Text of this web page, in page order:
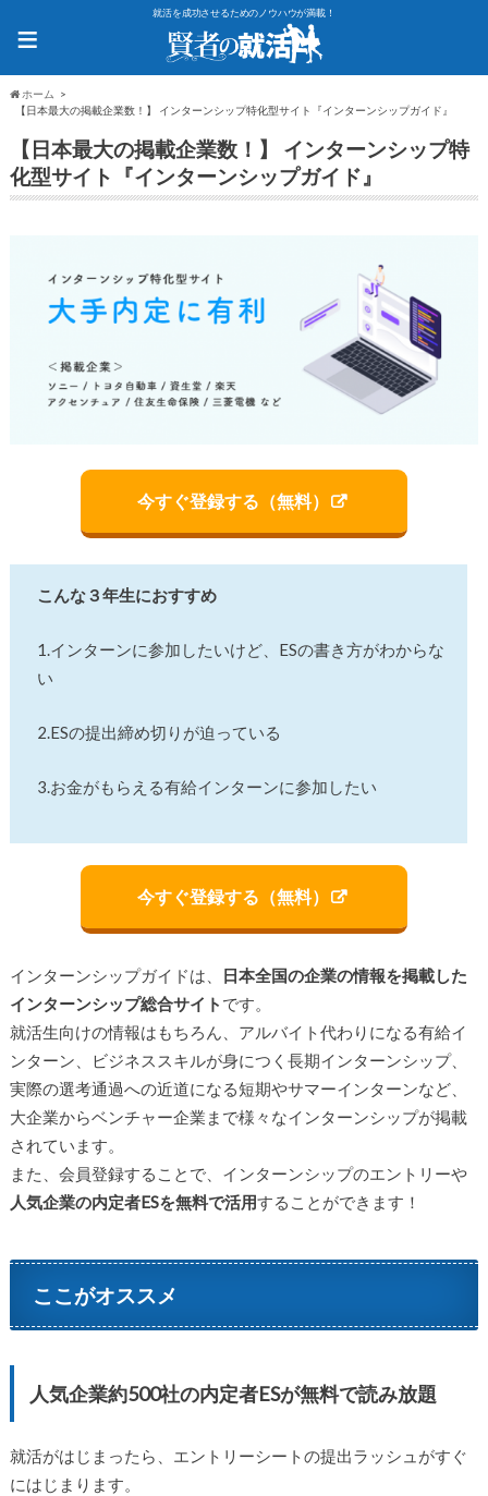
就活を成功させるためのノウハウが満載！
≡
ホーム
【日本最大の掲載企業数！】 インターンシップ特化型サイト『インターンシップガイド』
【日本最大の掲載企業数！】 インターンシップ特
化型サイト『インターンシップガイド』
今すぐ登録する（無料）
こんな３年生におすすめ
1.インターンに参加したいけど、ESの書き方がわからな
い
2.ESの提出締め切りが迫っている
3.お金がもらえる有給インターンに参加したい
今すぐ登録する（無料）
インターンシップガイドは、
日本全国の企業の情報を掲載した
インターンシップ総合サイト です。
就活生向けの情報はもちろん、アルバイト代わりになる有給イ
ンターン、ビジネススキルが身につく長期インターンシップ、
実際の選考通過への近道になる短期やサマーインターンなど、
大企業からベンチャー企業まで様々なインターンシップが掲載
されています。
また、会員登録することで、インターンシップのエントリーや
人気企業の内定者ESを無料で活用することができます！
ここがオススメ
人気企業約500社の内定者ESが無料で読み放題
就活がはじまったら、エントリーシートの提出ラッシュがすぐ
にはじまります。